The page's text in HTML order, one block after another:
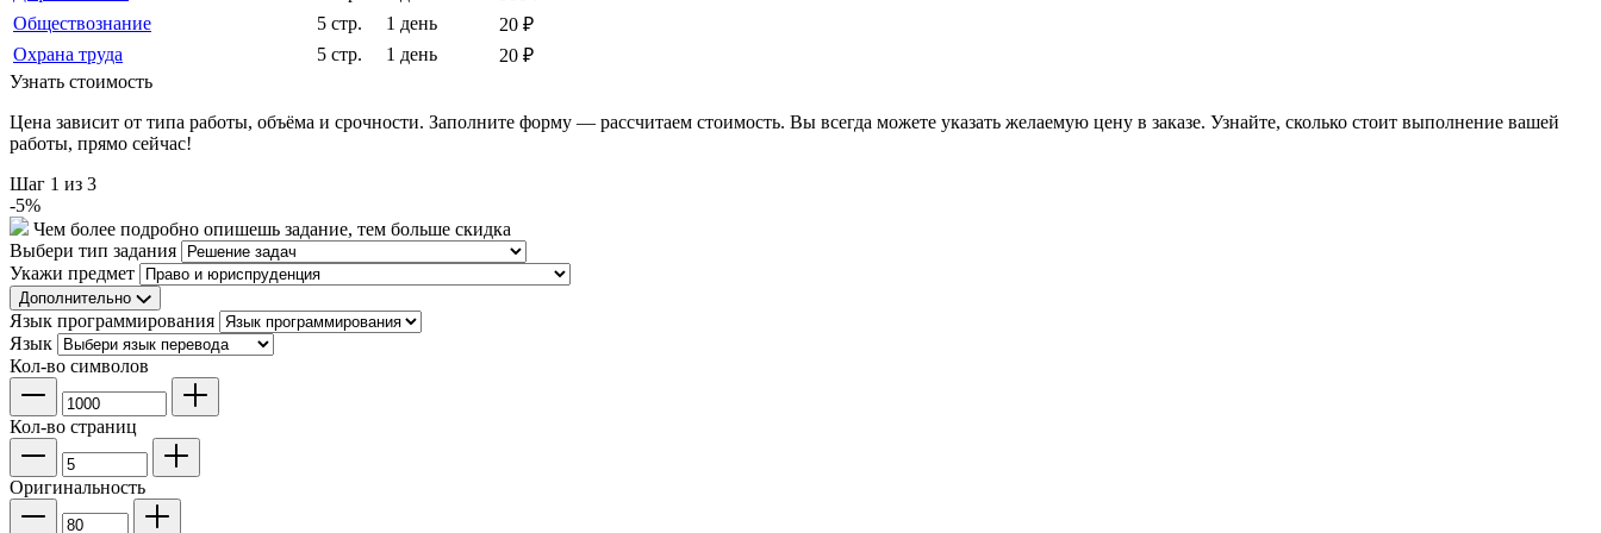
Обществознание
5 стр. 1 день
20 ₽
Охрана труда
5 стр. 1 день
20 ₽
Узнать стоимость
Цена зависит от типа работы, объёма и срочности. Заполните форму — рассчитаем стоимость. Вы всегда можете указать желаемую цену в заказе. Узнайте, сколько стоит выполнение вашей
работы, прямо сейчас!
Шаг 1 из 3
-5%
Чем более подробно опишешь задание, тем больше скидка
Выбери тип задания
Укажи предмет
Дополнительно
Язык программирования
Язык
Кол-во символов
Кол-во страниц
Оригинальность